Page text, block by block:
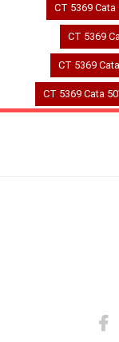
CT 5369
CT 5369
CT 5369
CT 5369 Cata